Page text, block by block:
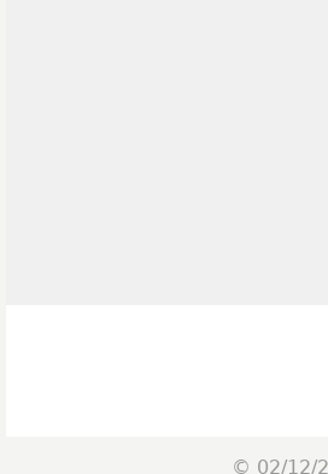
© 02/12/